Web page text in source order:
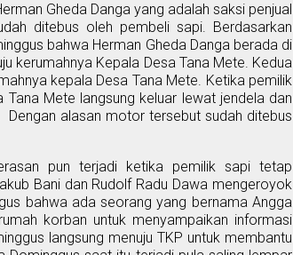
Gheda Danga yang adalah saksi penjual
ditebus oleh pembeli sapi. Berdasarkan
bahwa Herman Gheda Danga berada di
kerumahnya Kepala Desa Tana Mete. Kedua
kepala Desa Tana Mete. Ketika pemilik
Mete langsung keluar lewat jendela dan
Dengan alasan motor tersebut sudah ditebus
pun terjadi ketika pemilik sapi tetap
Bani dan Rudolf Radu Dawa mengeroyok
bahwa ada seorang yang bernama Angga
korban untuk menyampaikan informasi
langsung menuju TKP untuk membantu